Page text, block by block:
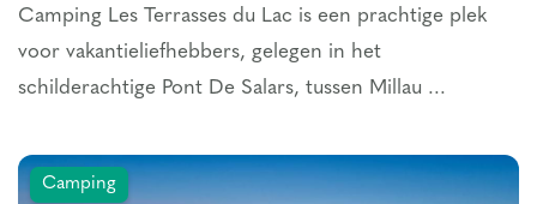
Camping Les Terrasses du Lac is een prachtige plek
voor vakantieliefhebbers, gelegen in het
schilderachtige Pont De Salars, tussen Millau ...
Camping